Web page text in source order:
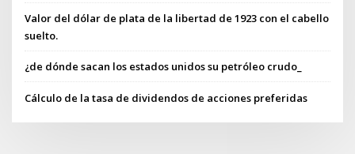
Valor del dólar de plata de la libertad de 1923 con el cabello
suelto.
¿de dónde sacan los estados unidos su petróleo crudo_
Cálculo de la tasa de dividendos de acciones preferidas